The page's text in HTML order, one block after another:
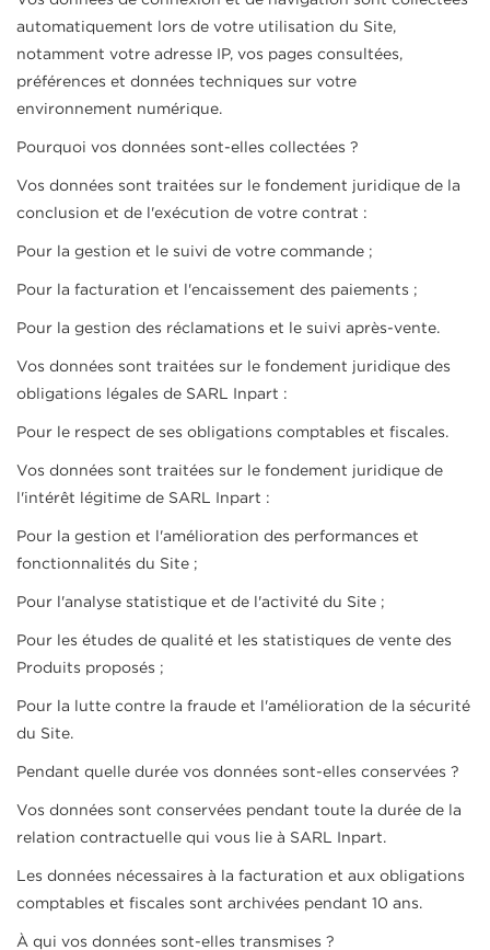
automatiquement lors de votre utilisation du Site,
notamment votre adresse IP, vos pages consultées,
préférences et données techniques sur votre
environnement numérique.
Pourquoi vos données sont-elles collectées ?
Vos données sont traitées sur le fondement juridique de la
conclusion et de l'exécution de votre contrat :
Pour la gestion et le suivi de votre commande ;
Pour la facturation et l'encaissement des paiements ;
Pour la gestion des réclamations et le suivi après-vente.
Vos données sont traitées sur le fondement juridique des
obligations légales de SARL Inpart :
Pour le respect de ses obligations comptables et fiscales.
Vos données sont traitées sur le fondement juridique de
l'intérêt légitime de SARL Inpart :
Pour la gestion et l'amélioration des performances et
fonctionnalités du Site ;
Pour l'analyse statistique et de l'activité du Site ;
Pour les études de qualité et les statistiques de vente des
Produits proposés ;
Pour la lutte contre la fraude et l'amélioration de la sécurité
du Site.
Pendant quelle durée vos données sont-elles conservées ?
Vos données sont conservées pendant toute la durée de la
relation contractuelle qui vous lie à SARL Inpart.
Les données nécessaires à la facturation et aux obligations
comptables et fiscales sont archivées pendant 10 ans.
À qui vos données sont-elles transmises ?